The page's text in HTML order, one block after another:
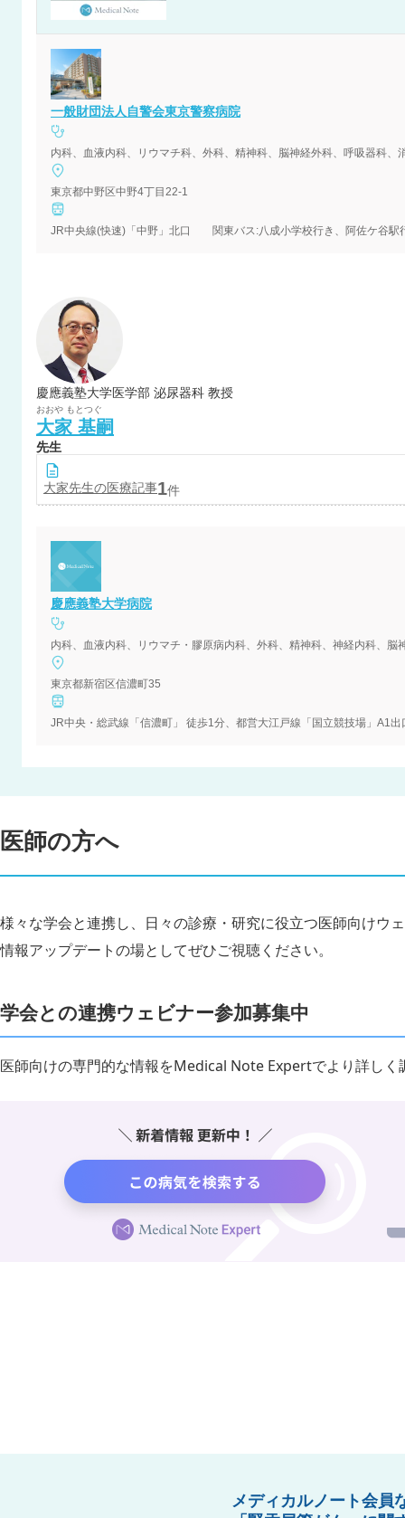
一般財団法人自警会東京警察病院
内科、血液内科、リウマチ科、外科、精神科、脳神経外科、呼吸器科
東京都中野区中野4丁目22-1
JR中央線(快速)「中野」北口 関東バス:八成小学校行き、阿佐ケ谷駅
慶應義塾大学医学部 泌尿器科 教授
おおや もとつぐ
大家 基嗣
先生
大家先生の医療記事1件
慶應義塾大学病院
内科、血液内科、リウマチ・膠原病内科、外科、精神科、神経内科、
東京都新宿区信濃町35
JR中央・総武線「信濃町」 徒歩1分、都営大江戸線「国立競技場」A1
医師の方へ
様々な学会と連携し、日々の診療・研究に役立つ医師向けウ
情報アップデートの場としてぜひご視聴ください。
学会との連携ウェビナー参加募集中
医師向けの専門的な情報をMedical Note Expertでより詳しく
メディカルノート会員